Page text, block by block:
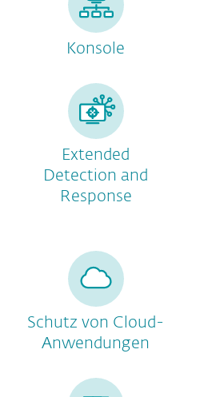
Konsole
Extended
Detection and
Response
Schutz von Cloud-
Anwendungen